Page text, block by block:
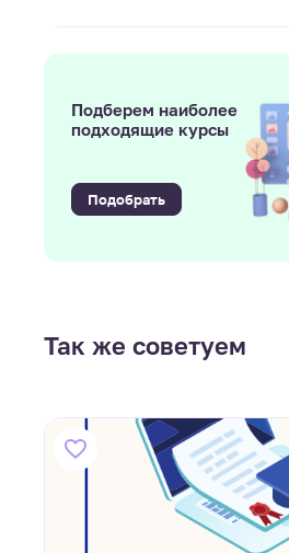
Подберем наиболее
подходящие курсы
Подобрать
Так же советуем